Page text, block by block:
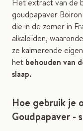
Het extract van de
goudpapaver
die in de zomer in
alkaloïden,
ze kalmerende
het behouden van
slaap.
Hoe gebruik je
Goudpapaver -